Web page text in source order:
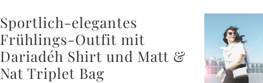
Sportlich-elegantes
Frühlings-Outfit mit
Dariadéh Shirt und Matt &
Nat Triplet Bag